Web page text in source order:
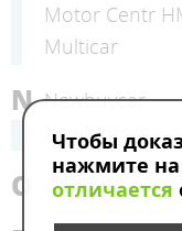
Motor Centr
Multicar
N Newbuycar
NewMotors
O Orion Car
Чтобы
нажмите на
отличается